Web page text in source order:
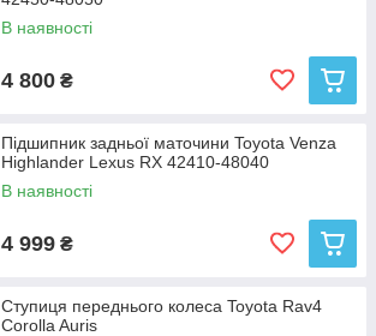
В наявності
4 800 ₴
Підшипник задньої маточини Toyota Venza
Highlander Lexus RX 42410-48040
В наявності
4 999 ₴
Ступиця переднього колеса Toyota Rav4
Corolla Auris